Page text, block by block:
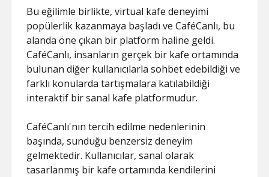
Bu eğilimle birlikte, virtual kafe deneyimi
popülerlik kazanmaya başladı ve CaféCanlı, bu
alanda öne çıkan bir platform haline geldi.
CaféCanlı, insanların gerçek bir kafe ortamında
bulunan diğer kullanıcılarla sohbet edebildiği ve
farklı konularda tartışmalara katılabildiği
interaktif bir sanal kafe platformudur.
CaféCanlı'nın tercih edilme nedenlerinin
başında, sunduğu benzersiz deneyim
gelmektedir. Kullanıcılar, sanal olarak
tasarlanmış bir kafe ortamında kendilerini